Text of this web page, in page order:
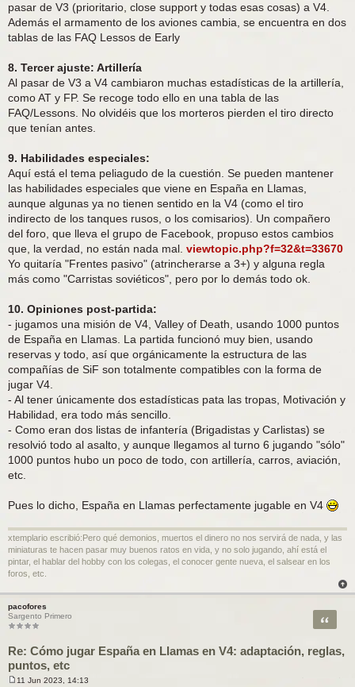
pasar de V3 (prioritario, close support y todas esas cosas) a V4.
Además el armamento de los aviones cambia, se encuentra en dos
tablas de las FAQ Lessos de Early
8. Tercer ajuste: Artillería
Al pasar de V3 a V4 cambiaron muchas estadísticas de la artillería,
como AT y FP. Se recoge todo ello en una tabla de las
FAQ/Lessons. No olvidéis que los morteros pierden el tiro directo
que tenían antes.
9. Habilidades especiales:
Aquí está el tema peliagudo de la cuestión. Se pueden mantener
las habilidades especiales que viene en España en Llamas,
aunque algunas ya no tienen sentido en la V4 (como el tiro
indirecto de los tanques rusos, o los comisarios). Un compañero
del foro, que lleva el grupo de Facebook, propuso estos cambios
que, la verdad, no están nada mal. viewtopic.php?f=32&t=33670
Yo quitaría "Frentes pasivo" (atrincherarse a 3+) y alguna regla
más como "Carristas soviéticos", pero por lo demás todo ok.
10. Opiniones post-partida:
- jugamos una misión de V4, Valley of Death, usando 1000 puntos
de España en Llamas. La partida funcionó muy bien, usando
reservas y todo, así que orgánicamente la estructura de las
compañías de SiF son totalmente compatibles con la forma de
jugar V4.
- Al tener únicamente dos estadísticas pata las tropas, Motivación y
Habilidad, era todo más sencillo.
- Como eran dos listas de infantería (Brigadistas y Carlistas) se
resolvió todo al asalto, y aunque llegamos al turno 6 jugando "sólo"
1000 puntos hubo un poco de todo, con artillería, carros, aviación,
etc.
Pues lo dicho, España en Llamas perfectamente jugable en V4
xtemplario escribió:Pero qué demonios, muertos el dinero no nos servirá de nada, y las
miniaturas te hacen pasar muy buenos ratos en vida, y no solo jugando, ahí está el
pintar, el hablar del hobby con los colegas, el conocer gente nueva, el salsear en los
foros, etc.
pacofores
Sargento Primero
Re: Cómo jugar España en Llamas en V4: adaptación, reglas,
puntos, etc
Citar
11 Jun 2023, 14:13